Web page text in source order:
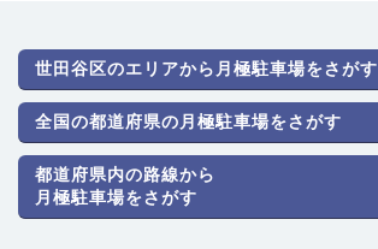
世田谷区のエリアから月極駐車場をさがす
全国の都道府県の月極駐車場をさがす
都道府県内の路線から
月極駐車場をさがす